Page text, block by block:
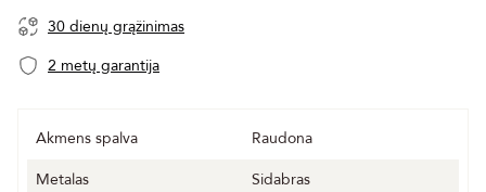
30 dienų grąžinimas
2 metų garantija
Akmens spalva
Raudona
Metalas
Sidabras